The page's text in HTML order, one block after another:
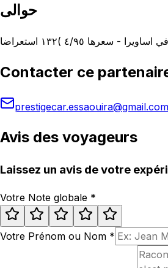
حوالى
Contacter ce
prestigecar.essaouira@gmail.com
Avis des voyageurs
Laissez un avis de votre
Votre Note globale *
Votre Prénom ou Nom *